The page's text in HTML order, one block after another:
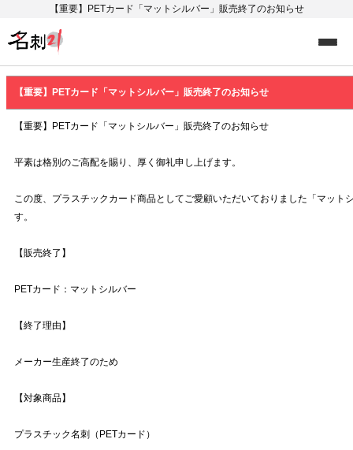
【重要】PETカード「マットシルバー」販売終了のお知らせ
【重要】PETカード「マットシルバー」販売終了のお知らせ
【重要】PETカード「マットシルバー」販売終了のお知らせ
平素は格別のご高配を賜り、厚く御礼申し上げます。
この度、プラスチックカード商品としてご愛顧いただいておりました「マッ
す。
【販売終了】
PETカード：マットシルバー
【終了理由】
メーカー生産終了のため
【対象商品】
プラスチック名刺（PETカード）